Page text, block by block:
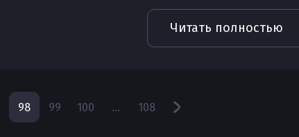
Читать полностью
98 99 100 ... 108